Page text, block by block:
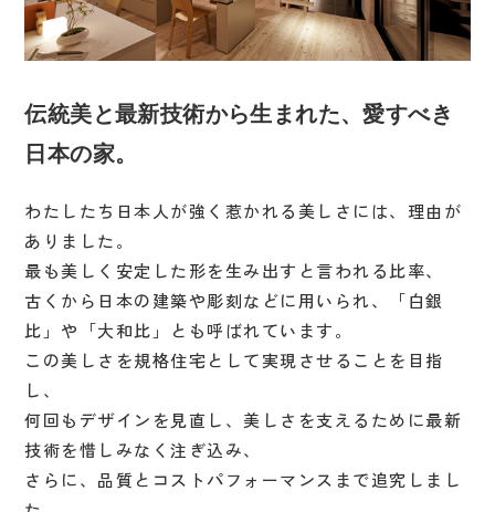
サイト利用について
SNS利用規約
伝統美と最新技術から生まれた、愛すべき
日本の家。
わたしたち日本人が強く惹かれる美しさには、理由が
ありました。
最も美しく安定した形を生み出すと言われる比率、
古くから日本の建築や彫刻などに用いられ、「白銀
比」や「大和比」とも呼ばれています。
この美しさを規格住宅として実現させることを目指
し、
何回もデザインを見直し、美しさを支えるために最新
技術を惜しみなく注ぎ込み、
さらに、品質とコストパフォーマンスまで追究しまし